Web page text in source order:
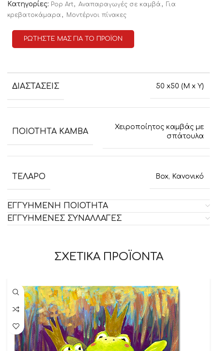
Κατηγορίες: Pop Art, Αναπαραγωγές σε καμβά ,
Για
κρεβατοκάμαρα , Μοντέρνοι πίνακες
ΡΩΤΗΣΤΕ ΜΑΣ ΓΙΑ ΤΟ ΠΡΟΪΟΝ
ΔΙΑΣΤΑΣΕΙΣ 50 x50 (M x Y)
ΠΟΙΟΤΗΤΑ ΚΑΜΒΑ
Χειροποίητος καμβάς με
σπάτουλα
ΤΕΛΑΡΟ Box, Κανονικό
ΕΓΓΥΗΜΕΝΗ ΠΟΙΟΤΗΤΑ
ΕΓΓΥΗΜΕΝΕΣ ΣΥΝΑΛΛΑΓΕΣ
ΣΧΕΤΙΚΑ ΠΡΟΪΟΝΤΑ